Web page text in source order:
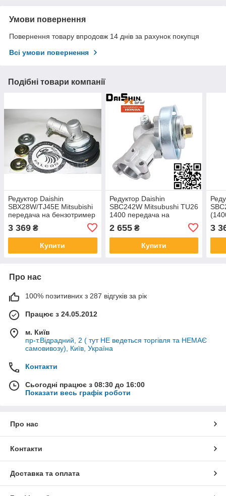
Умови повернення
Повернення товару впродовж 14 днів за рахунок покупця
Всі умови повернення
Подібні товари компанії
Редуктор Daishin
SBX28W/TJ45E Mitsubishi
передача на бензотример
3 369 ₴
Купити
Редуктор Daishin
SBC242W Mitsubushi TU26
1400 передача на
мотокос бензотримера
Дайшін 5005580
2 655₴
Купити
3
Про нас
100% позитивних з 287 відгуків за рік
Працює з 24.05.2012
м. Київ
пр-т.Відрадний, 2 ( тут НЕ ведеться торгівля та НЕМАЄ
самовивозу), Київ, Україна
Контакти
Сьогодні працює з 08:30 до 16:00
Показати весь графік роботи
Про нас
Контакти
Доставка та оплата